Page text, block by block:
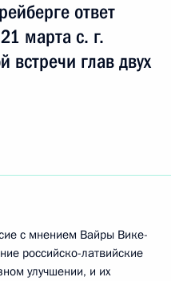
ответ
марта с. г.
встречи глав двух
с мнением Вайры Вике-
российско-латвийские
улучшении, и их